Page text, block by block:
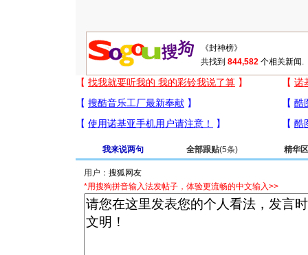
共找到 844,582 个相关新闻.
我来说两句 全部跟贴(5条) 精华区
用户：
*用搜狗拼音输入法发帖子，体验更流畅的中文输入>>